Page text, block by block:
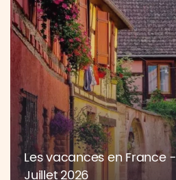
Les vacances en France -
Juillet 2026